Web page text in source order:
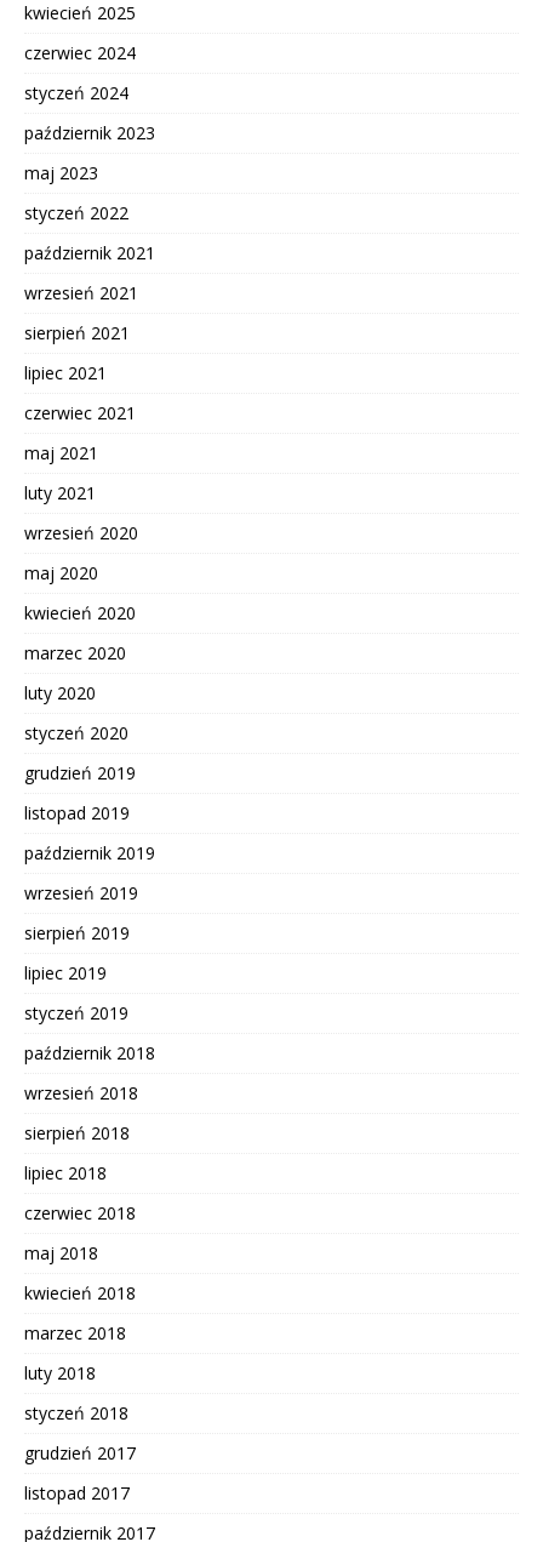
kwiecień 2025
czerwiec 2024
styczeń 2024
październik 2023
maj 2023
styczeń 2022
październik 2021
wrzesień 2021
sierpień 2021
lipiec 2021
czerwiec 2021
maj 2021
luty 2021
wrzesień 2020
maj 2020
kwiecień 2020
marzec 2020
luty 2020
styczeń 2020
grudzień 2019
listopad 2019
październik 2019
wrzesień 2019
sierpień 2019
lipiec 2019
styczeń 2019
październik 2018
wrzesień 2018
sierpień 2018
lipiec 2018
czerwiec 2018
maj 2018
kwiecień 2018
marzec 2018
luty 2018
styczeń 2018
grudzień 2017
listopad 2017
październik 2017